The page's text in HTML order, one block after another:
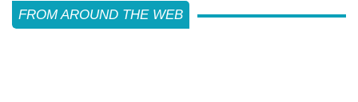
FROM AROUND THE WEB